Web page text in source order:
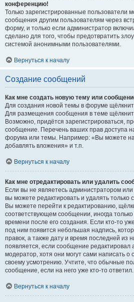
конференцию!
Только зарегистрированные пользователи
сообщения другим пользователям через
форму, и только если администратор
сделано для того, чтобы предотвратить
системой анонимными пользователями.
Вернуться к началу
Создание сообщений
Как мне создать новую тему или
Для создания новой темы в форуме
Для размещения сообщения в теме
Возможно, придётся зарегистрироваться,
сообщение. Перечень ваших прав доступа
форума или темы. Например: «Вы можете
добавлять вложения» и т.п.
Вернуться к началу
Как мне отредактировать или удалить
Если вы не являетесь администратором
вы можете редактировать и удалять
Вы можете перейти к редактированию,
соответствующем сообщении, иногда
времени после его создания. Если кто-то
под ним появится небольшая надпись,
правок, а также дату и время последней из
появляется, если сообщение редактировал
модератор, хотя они могут сами написать
своему усмотрению. Учтите, что обычные
сообщение, если на него уже кто-то ответил.
Вернуться к началу